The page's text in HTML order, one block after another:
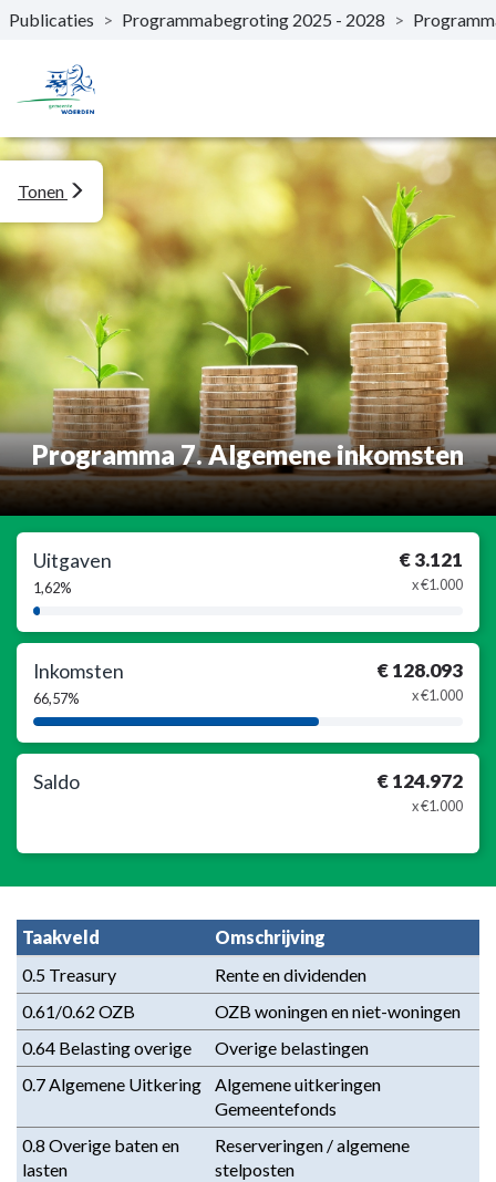
Naar hoofdinhoud
Publicaties > Programmabegroting 2025 - 2028 >
Programma 7. Algemene inkomsten
Uitgaven
1,62%
€ 3.121
x €1.000
1,62%
Inkomsten
66,57%
€ 128.093
x €1.000
66,57%
Saldo € 124.972
x €1.000
Tonen
Taakveld
Omschrijving
0.5 Treasury
Rente en dividenden
0.61/0.62 OZB
OZB woningen en niet-woningen
0.64 Belasting overige
Overige belastingen
0.7 Algemene Uitkering
Algemene uitkeringen
Gemeentefonds
0.8 Overige baten en
lasten
Reserveringen / algemene
stelposten